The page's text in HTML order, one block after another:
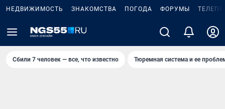
НЕДВИЖИМОСТЬ ЗНАКОМСТВА ПОГОДА ФОРУМЫ
Сбили 7 человек — все, что известно Тюремная система и ее